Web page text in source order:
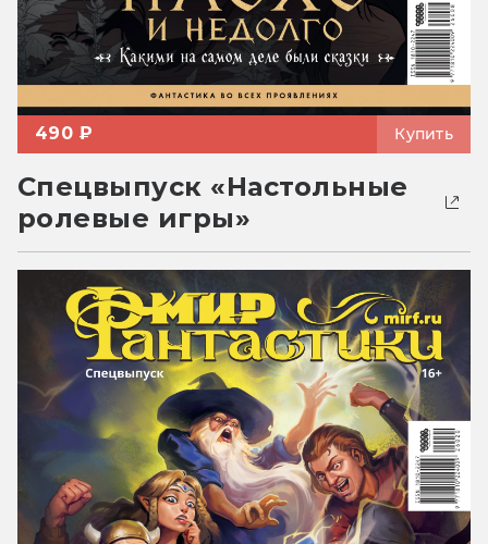
490 ₽ Купить
Спецвыпуск «Настольные
ролевые игры»